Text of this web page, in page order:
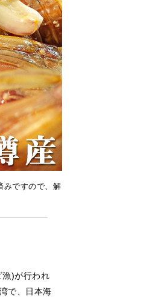
みですので、解
漁)が行われ
で、日本海